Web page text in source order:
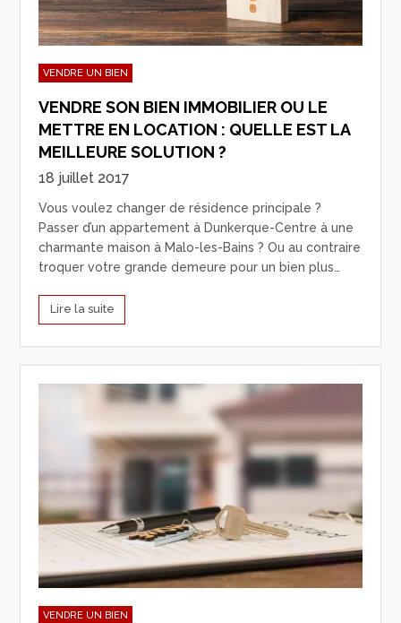
VENDRE UN BIEN
VENDRE SON BIEN IMMOBILIER OU LE
METTRE EN LOCATION : QUELLE EST LA
MEILLEURE SOLUTION ?
18 juillet 2017
Vous voulez changer de résidence principale ?
Passer d’un appartement à Dunkerque-Centre à une
charmante maison à Malo-les-Bains ? Ou au contraire
troquer votre grande demeure pour un bien plus…
Lire la suite
VENDRE UN BIEN